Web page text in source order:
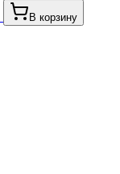
В корзину